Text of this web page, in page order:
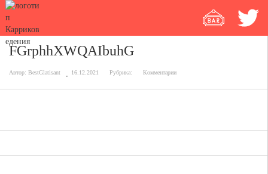
FGrphhXWQAIbuhG
Автор: BestGlatisant 16.12.2021 Рубрика: Комментарии